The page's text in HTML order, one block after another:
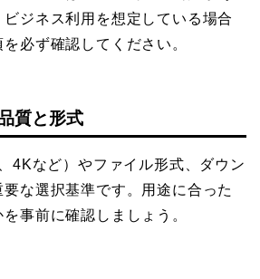
ジネス利用を想定している場合
必ず確認してください。
質と形式
4Kなど）やファイル形式、ダウン
な選択基準です。用途に合った
事前に確認しましょう。